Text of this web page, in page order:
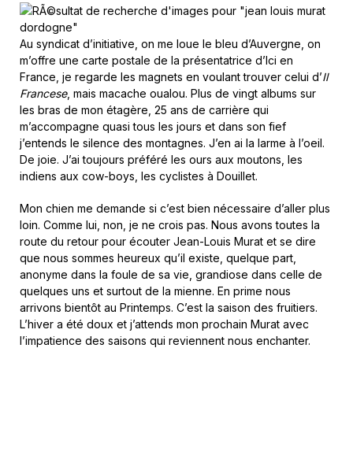
Au syndicat d’initiative, on me loue le bleu d’Auvergne, on
m’offre une carte postale de la présentatrice d’Ici en
France, je regarde les magnets en voulant trouver celui d’Il
Francese, mais macache oualou. Plus de vingt albums sur
les bras de mon étagère, 25 ans de carrière qui
m’accompagne quasi tous les jours et dans son fief
j’entends le silence des montagnes. J’en ai la larme à l’oeil.
De joie. J’ai toujours préféré les ours aux moutons, les
indiens aux cow-boys, les cyclistes à Douillet.
Mon chien me demande si c’est bien nécessaire d’aller plus
loin. Comme lui, non, je ne crois pas. Nous avons toutes la
route du retour pour écouter Jean-Louis Murat et se dire
que nous sommes heureux qu’il existe, quelque part,
anonyme dans la foule de sa vie, grandiose dans celle de
quelques uns et surtout de la mienne. En prime nous
arrivons bientôt au Printemps. C’est la saison des fruitiers.
L’hiver a été doux et j’attends mon prochain Murat avec
l’impatience des saisons qui reviennent nous enchanter.